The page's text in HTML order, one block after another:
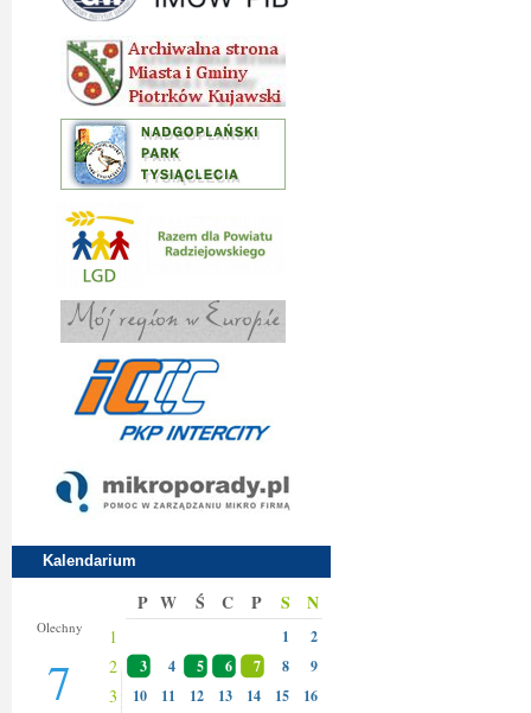
Kalendarium
Olechny
7
P W Ś C P S N
1 1 2
2 3 4 5 6 7 8 9
3 10 11 12 13 14 15 16